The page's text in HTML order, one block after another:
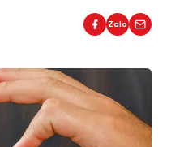
Zalo